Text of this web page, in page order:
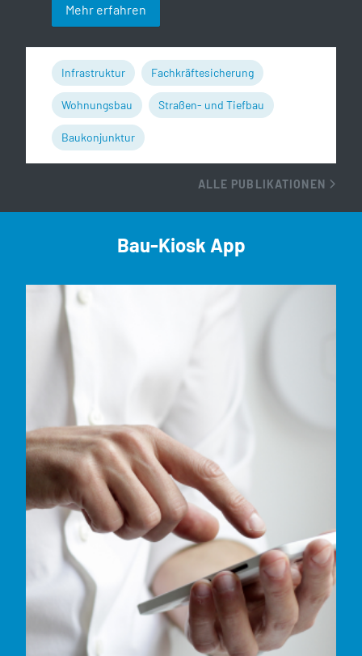
Mehr erfahren
Infrastruktur Fachkräftesicherung
Wohnungsbau Straßen- und Tiefbau
Baukonjunktur
ALLE PUBLIKATIONEN
Bau-Kiosk App